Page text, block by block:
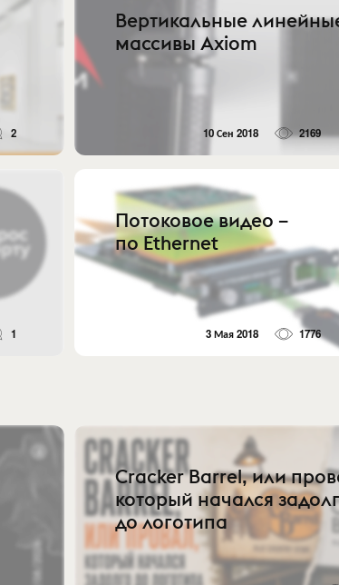
2
Вертикальные
массивы Axiom
10 Сен 2018 2169
1
Потоковое видео –
по Ethernet
3 Мая 2018 1776
Cracker Barrel, или
который начался
до логотипа